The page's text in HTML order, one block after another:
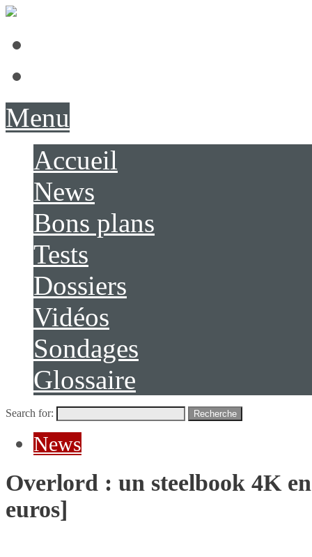
Menu
Accueil
News
Bons plans
Tests
Dossiers
Vidéos
Sondages
Glossaire
Search for: Recherche
News
Overlord : un steelbook 4K
euros]